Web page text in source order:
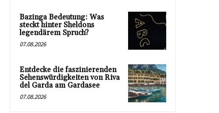
Bazinga Bedeutung: Was
steckt hinter Sheldons
legendärem Spruch?
07.08.2026
Entdecke die faszinierenden
Sehenswürdigkeiten von Riva
del Garda am Gardasee
07.08.2026